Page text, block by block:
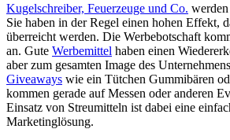
Kugelschreiber, Feuerzeuge und Co.
Sie haben in der Regel einen hohen Effekt,
überreicht werden. Die Werbebotschaft
an. Gute Werbemittel haben einen
aber zum gesamten Image des
Giveaways wie ein Tütchen Gummibären
kommen gerade auf Messen oder anderen
Einsatz von Streumitteln ist dabei eine
Marketinglösung.